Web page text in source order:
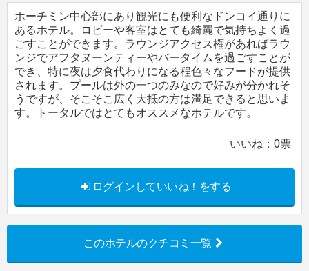
ホーチミン中心部にあり観光にも便利なドンコイ通りに
あるホテル。ロビーや客室はとても綺麗で気持ちよく過
ごすことができます。ラウンジアクセス権があればラウ
ンジでアフタヌーンティーやバータイムを過ごすことが
でき、特に夜は夕食代わりになる程色々なフードが提供
されます。プールは外の一つのみなので好みが分かれそ
うですが、そこそこ広く大抵の方は満足できると思いま
す。トータルではとてもオススメなホテルです。
いいね： 0票
ログインしていいね！をする
このホテルのクチコミ一覧